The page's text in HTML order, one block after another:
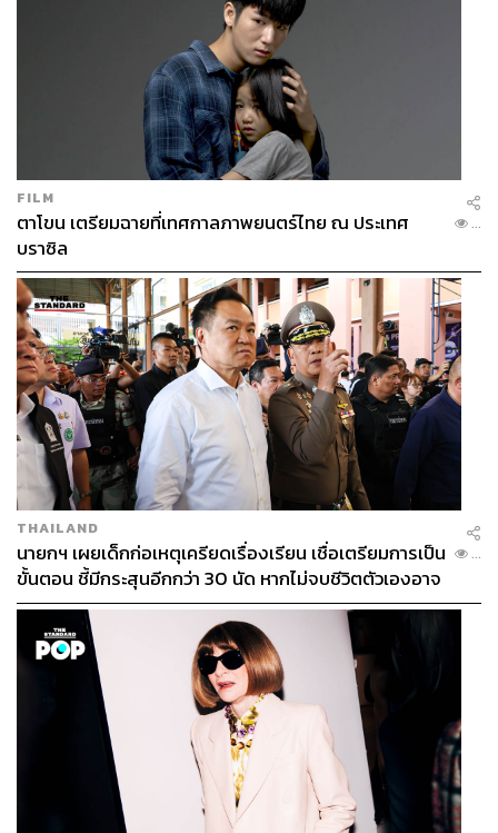
TAGS: กรุงเทพมหานคร
เลือกตั้งผู้ว่าฯ กทม
ผู้ว่าราชการกรุงเทพมหานคร
เลือกตั้งผู้ว่าฯ กทม. 2569
แม่น้ำเจ้าพระยา
ชัชชาติ สิทธิพันธุ์
ABOUT THE AUTHOR
THE STANDARD TEAM
กองบรรณาธิการ THE STANDARD
FILM
ตาโขน เตรียมฉายที่เทศกาลภาพยนตร์ไทย ณ ประเทศ
บราซิล
...
THAILAND
นายกฯ เผยเด็กก่อเหตุเครียดเรื่องเรียน เชื่อเตรียมการเป็น
ขั้นตอน ชี้มีกระสุนอีกกว่า 30 นัด หากไม่จบชีวิตตัวเองอาจ
สูญเสียเพิ่ม
...